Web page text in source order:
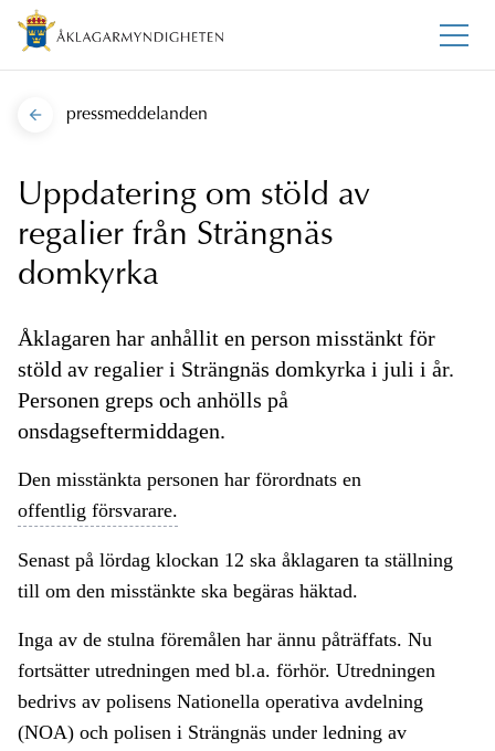
pressmeddelanden
Uppdatering om stöld av
regalier från Strängnäs
domkyrka
Åklagaren har anhållit en person misstänkt för
stöld av regalier i Strängnäs domkyrka i juli i år.
Personen greps och anhölls på
onsdagseftermiddagen.
Den misstänkta personen har förordnats en
offentlig försvarare.
Senast på lördag klockan 12 ska åklagaren ta ställning
till om den misstänkte ska begäras häktad.
Inga av de stulna föremålen har ännu påträffats. Nu
fortsätter utredningen med bl.a. förhör. Utredningen
bedrivs av polisens Nationella operativa avdelning
(NOA) och polisen i Strängnäs under ledning av